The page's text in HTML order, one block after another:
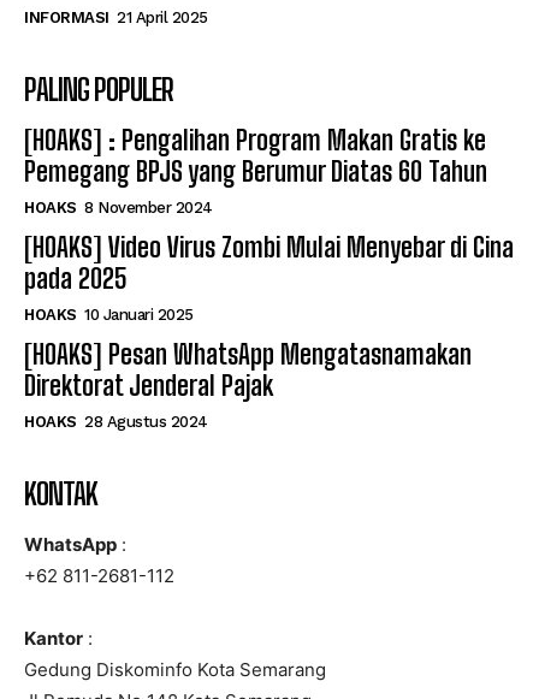
INFORMASI 21 April 2025
PALING POPULER
[HOAKS] : Pengalihan Program Makan Gratis ke
Pemegang BPJS yang Berumur Diatas 60 Tahun
HOAKS 8 November 2024
[HOAKS] Video Virus Zombi Mulai Menyebar di Cina
pada 2025
HOAKS 10 Januari 2025
[HOAKS] Pesan WhatsApp Mengatasnamakan
Direktorat Jenderal Pajak
HOAKS 28 Agustus 2024
KONTAK
WhatsApp :
+62 811-2681-112
Kantor :
Gedung Diskominfo Kota Semarang